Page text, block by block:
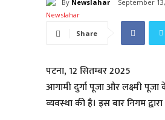
By Newslahar September
Share
पटना, 12 सितम्बर 2025
आगामी दुर्गा पूजा और लक्ष्मी
व्यवस्था की है। इस बार निगम